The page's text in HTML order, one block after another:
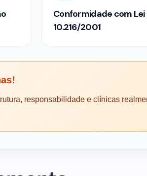
Conformidade com Lei
10.216/2001
responsabilidade e clínicas